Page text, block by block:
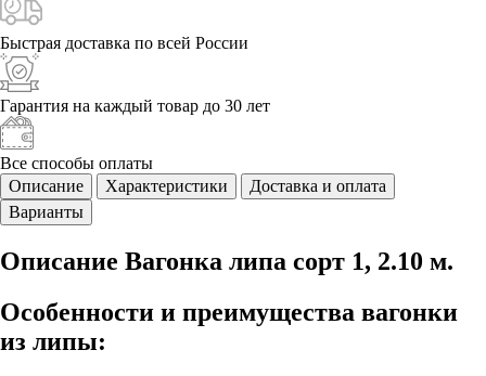
Быстрая доставка по всей России
Гарантия на каждый товар до 30 лет
Все способы оплаты
Описание
Характеристики
Доставка и оплата
Варианты
Описание Вагонка липа сорт 1, 2.10 м.
Особенности и преимущества вагонки
из липы: